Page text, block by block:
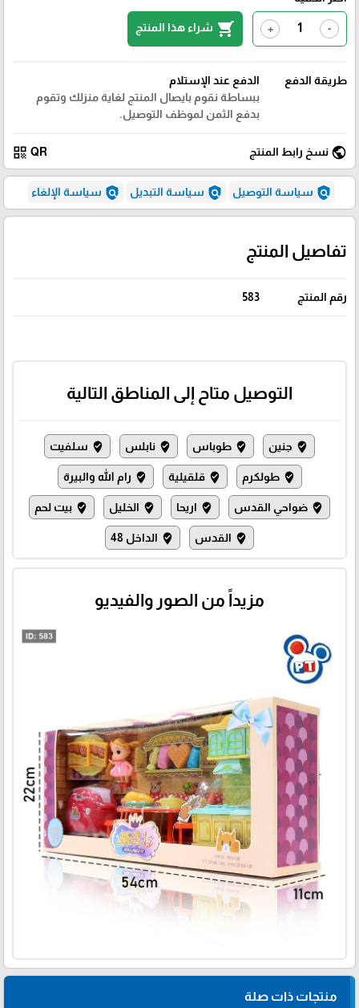
-
+
shopping_cart شراء هذا المنتج
طريقة الدفع
الدفع عند الإستلام
ببساطة نقوم بايصال المنتج لغاية منزلك وتقوم
بدفع الثمن لموظف التوصيل.
public نسخ رابط المنتج QR
qr_code
policy سياسة التوصيل policy سياسة التبديل policy سياسة الإلغاء
تفاصيل المنتج
رقم المنتج 583
التوصيل متاح إلى المناطق التالية
where_to_vote جنين where_to_vote طوباس where_to_vote نابلس where_to_vote سلفيت
where_to_vote طولكرم where_to_vote قلقيلية where_to_vote رام الله والبيرة
where_to_vote ضواحي القدس where_to_vote اريحا where_to_vote الخليل where_to_vote بيت لحم
where_to_vote القدس where_to_vote الداخل 48
مزيداً من الصور والفيديو
منتجات ذات صلة